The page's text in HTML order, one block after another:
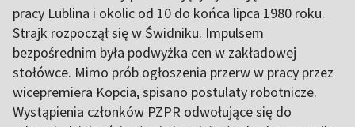
pracy Lublina i okolic od 10 do końca lipca 1980 roku.
Strajk rozpoczął się w Świdniku. Impulsem
bezpośrednim była podwyżka cen w zakładowej
stołówce. Mimo prób ogłoszenia przerw w pracy przez
wicepremiera Kopcia, spisano postulaty robotnicze.
Wystąpienia członków PZPR odwołujące się do